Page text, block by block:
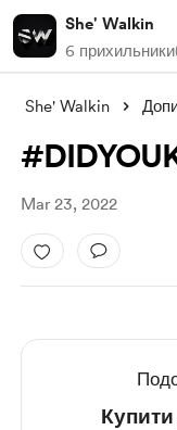
She' Walkin
6
She' Walkin
Mar 23, 2022